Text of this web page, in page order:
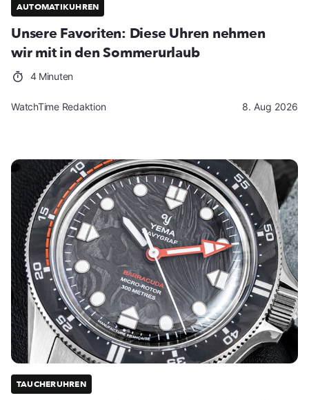
AUTOMATIKUHREN
Unsere Favoriten: Diese Uhren nehmen
wir mit in den Sommerurlaub
4 Minuten
WatchTime Redaktion 8. Aug 2026
TAUCHERUHREN